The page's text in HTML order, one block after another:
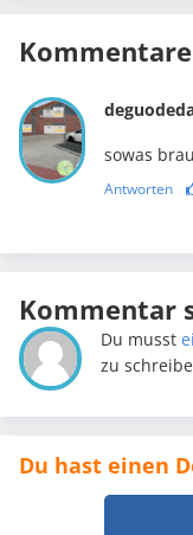
sowas
Antworten
Kommentar
Du musst
zu
Du hast einen